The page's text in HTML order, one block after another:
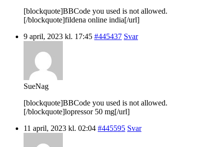
[blockquote]BBCode you used is not allowed.
[/blockquote]fildena online india[/url]
9 april, 2023 kl. 17:45 #445437 Svar
SueNag
[blockquote]BBCode you used is not allowed.
[/blockquote]lopressor 50 mg[/url]
11 april, 2023 kl. 02:04 #445595 Svar